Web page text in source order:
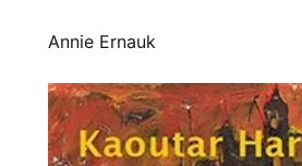
Annie Ernauk